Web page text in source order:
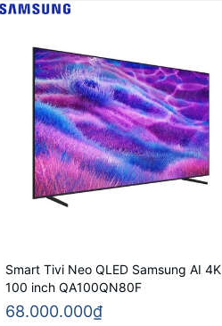
Smart Tivi Neo QLED Samsung AI 4K
100 inch QA100QN80F
68.000.000₫